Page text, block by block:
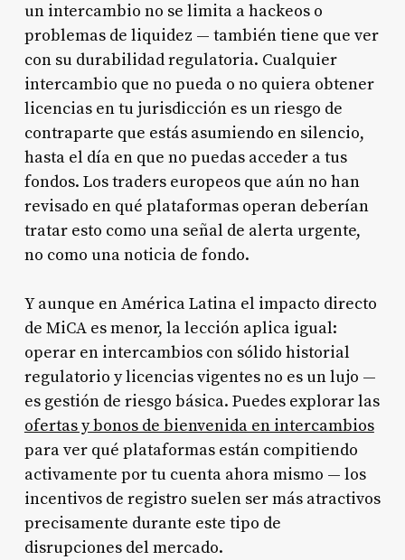
un intercambio no se limita a hackeos o
problemas de liquidez — también tiene que ver
con su durabilidad regulatoria. Cualquier
intercambio que no pueda o no quiera obtener
licencias en tu jurisdicción es un riesgo de
contraparte que estás asumiendo en silencio,
hasta el día en que no puedas acceder a tus
fondos. Los traders europeos que aún no han
revisado en qué plataformas operan deberían
tratar esto como una señal de alerta urgente,
no como una noticia de fondo.
Y aunque en América Latina el impacto directo
de MiCA es menor, la lección aplica igual:
operar en intercambios con sólido historial
regulatorio y licencias vigentes no es un lujo —
es gestión de riesgo básica. Puedes explorar las
ofertas y bonos de bienvenida en intercambios
para ver qué plataformas están compitiendo
activamente por tu cuenta ahora mismo — los
incentivos de registro suelen ser más atractivos
precisamente durante este tipo de
disrupciones del mercado.